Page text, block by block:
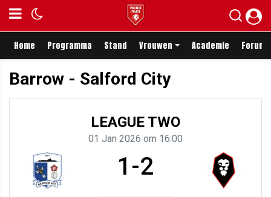
Home Programma Stand Vrouwen Academie Forum
Barrow - Salford City
LEAGUE TWO
01 Jan 2026 om 16:00
1-2